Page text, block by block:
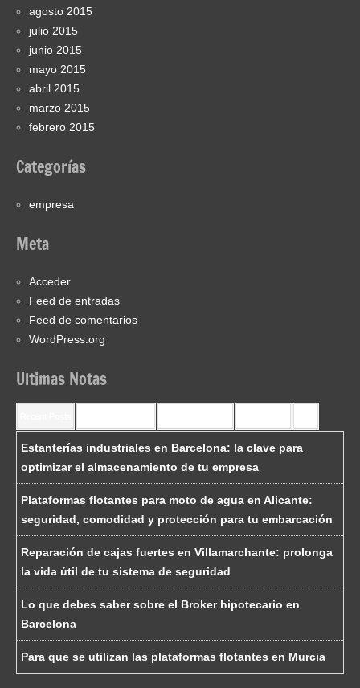
agosto 2015
julio 2015
junio 2015
mayo 2015
abril 2015
marzo 2015
febrero 2015
Categorías
empresa
Meta
Acceder
Feed de entradas
Feed de comentarios
WordPress.org
Ultimas Notas
Estanterías industriales en Barcelona: la clave para
optimizar el almacenamiento de tu empresa
Plataformas flotantes para moto de agua en Alicante:
seguridad, comodidad y protección para tu embarcación
Reparación de cajas fuertes en Villamarchante: prolonga
la vida útil de tu sistema de seguridad
Lo que debes saber sobre el Broker hipotecario en
Barcelona
Para que se utilizan las plataformas flotantes en Murcia